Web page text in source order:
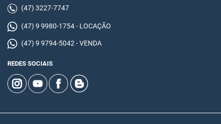
(47) 3227-7747
(47) 9 9980-1754 - LOCAÇÃO
(47) 9 9794-5042 - VENDA
REDES SOCIAIS